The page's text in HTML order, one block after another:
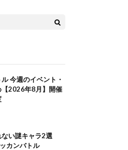
今週のイベント・
【2026年8月】開催
い謎キャラ2選
カンバトル